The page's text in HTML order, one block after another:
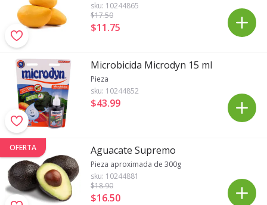
sku: 10244865
$17.50
$11.75
Microbicida Microdyn 15 ml
Pieza
sku: 10244852
$43.99
OFERTA Aguacate Supremo
Pieza aproximada de 300g
sku: 10244881
$18.90
$16.50